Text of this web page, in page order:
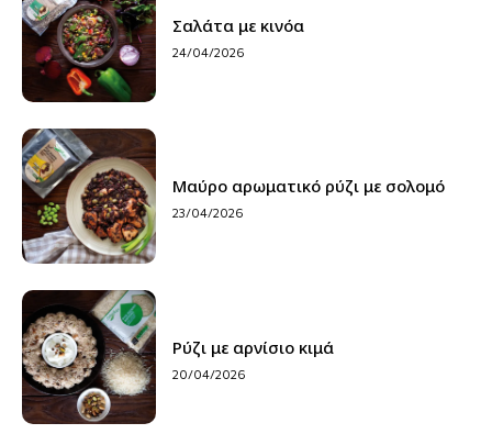
Σαλάτα με κινόα
24/04/2026
Μαύρο αρωματικό ρύζι με σολομό
23/04/2026
Ρύζι με αρνίσιο κιμά
20/04/2026